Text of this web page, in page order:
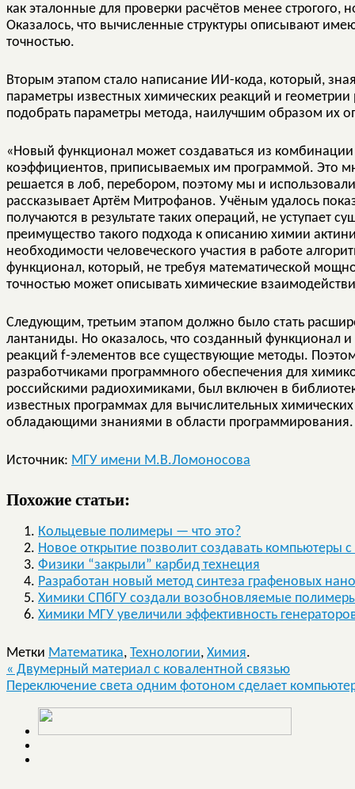
как эталонные для проверки расчётов менее строгого,
Оказалось, что вычисленные структуры описывают
точностью.
Вторым этапом стало написание ИИ-кода, который,
параметры известных химических реакций и
подобрать параметры метода, наилучшим образом их
«Новый функционал может создаваться из
коэффициентов, приписываемых им программой. Это
решается в лоб, перебором, поэтому мы и
рассказывает Артём Митрофанов. Учёным удалось
получаются в результате таких операций, не
преимущество такого подхода к описанию химии
необходимости человеческого участия в работе
функционал, который, не требуя математической
точностью может описывать химические
Следующим, третьим этапом должно было стать
лантаниды. Но оказалось, что созданный функционал и
реакций f-элементов все существующие методы.
разработчиками программного обеспечения для
российскими радиохимиками, был включен в
известных программах для вычислительных
обладающими знаниями в области программирования.
Источник: МГУ имени М.В.Ломоносова
Похожие статьи:
Кольцевые полимеры — что это?
Новое открытие позволит создавать компьютеры
Физики “закрыли” карбид технеция
Разработан новый метод синтеза графеновых
Химики СПбГУ создали возобновляемые
Химики МГУ увеличили эффективность
Метки Математика, Технологии, Химия.
« Двумерный материал с ковалентной связью
Переключение света одним фотоном сделает